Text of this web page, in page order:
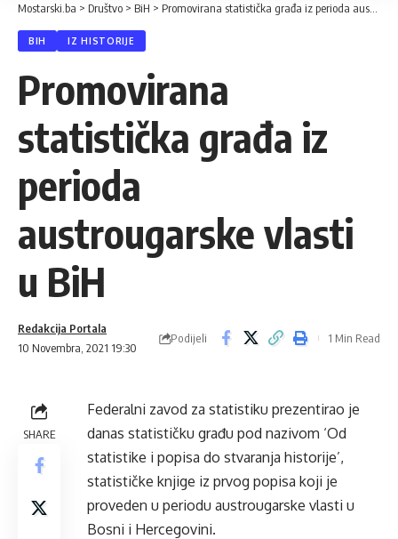
Mostarski.ba > Društvo > BiH > Promovirana statistička građa iz perioda austrougarske vlasti u BiH
BIH IZ HISTORIJE
Promovirana
statistička građa iz
perioda
austrougarske vlasti
u BiH
10 Novembra, 2021 19:30
Redakcija Portala
Podijeli 1 Min Read
SHARE
Federalni zavod za statistiku prezentirao je
danas statističku građu pod nazivom ‘Od
statistike i popisa do stvaranja historije’,
statističke knjige iz prvog popisa koji je
proveden u periodu austrougarske vlasti u
Bosni i Hercegovini.